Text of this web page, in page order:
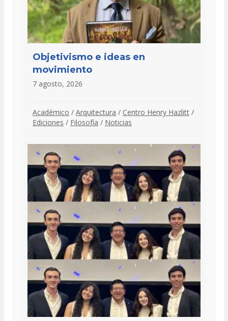
Objetivismo e ideas en
movimiento
7 agosto, 2026
Académico / Arquitectura / Centro Henry Hazlitt /
Ediciones / Filosofía / Noticias